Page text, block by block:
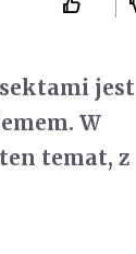
sektami jest
W
temat, z